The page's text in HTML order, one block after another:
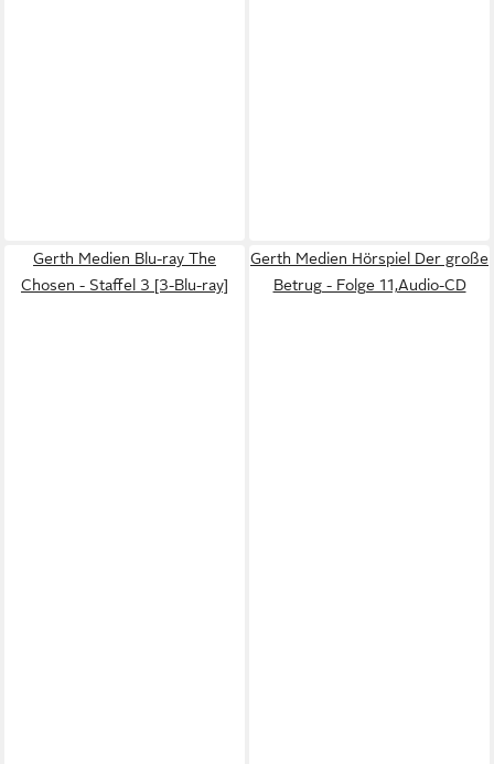
Gerth Medien Blu-ray The
Chosen - Staffel 3 [3-Blu-ray]
Gerth Medien Hörspiel Der große
Betrug - Folge 11,Audio-CD